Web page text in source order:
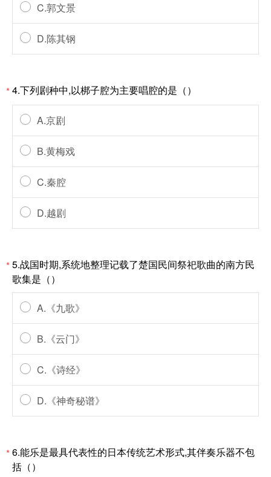
C.郭文景
D.陈其钢
*4.下列剧种中,以梆子腔为主要唱腔的是（）
A.京剧
B.黄梅戏
C.秦腔
D.越剧
*5.战国时期,系统地整理记载了楚国民间祭祀歌曲的南方民
歌集是（）
A.《九歌》
B.《云门》
C.《诗经》
D.《神奇秘谱》
*6.能乐是最具代表性的日本传统艺术形式,其伴奏乐器不包
括（）